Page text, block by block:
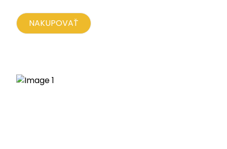
NAKUPOVAŤ